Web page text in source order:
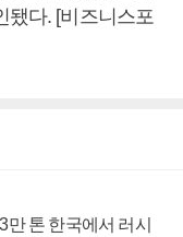
됐다. [비즈니스포
만 톤 한국에서 러시